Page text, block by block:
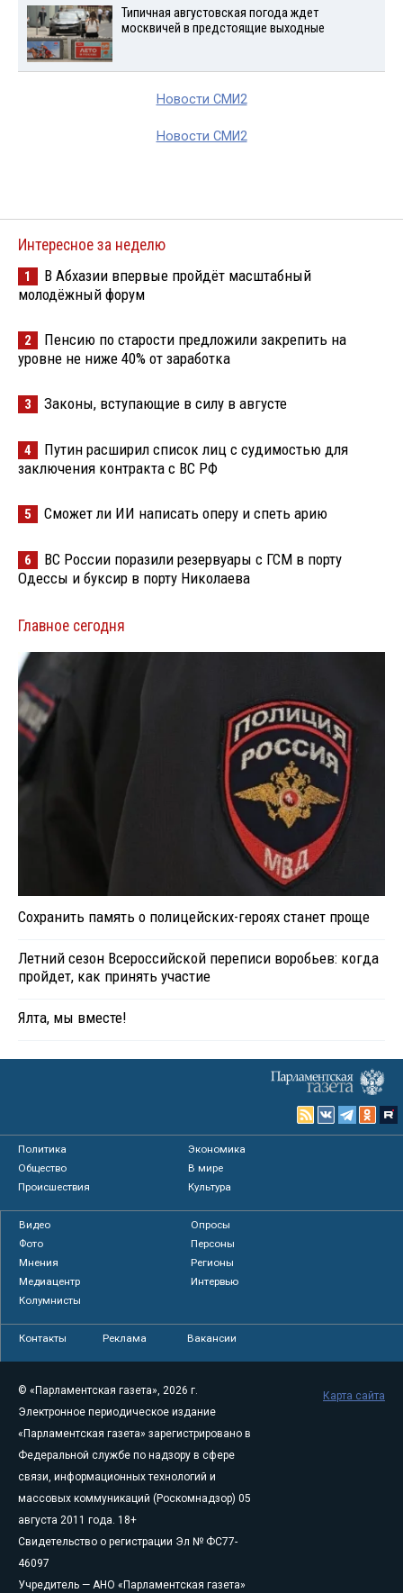
Типичная августовская погода ждет
москвичей в предстоящие выходные
Новости СМИ2
Новости СМИ2
Интересное за неделю
1
В Абхазии впервые пройдёт масштабный
молодёжный форум
2
Пенсию по старости предложили закрепить на
уровне не ниже 40% от заработка
3 Законы, вступающие в силу в августе
4
Путин расширил список лиц с судимостью для
заключения контракта с ВС РФ
5 Сможет ли ИИ написать оперу и спеть арию
6
ВС России поразили резервуары с ГСМ в порту
Одессы и буксир в порту Николаева
Главное сегодня
Сохранить память о полицейских-героях станет проще
Летний сезон Всероссийской переписи воробьев: когда
пройдет, как принять участие
Ялта, мы вместе!
Политика
Экономика
Общество
В мире
Происшествия
Культура
Видео
Опросы
Фото
Персоны
Мнения
Регионы
Медиацентр
Интервью
Колумнисты
Контакты Реклама Вакансии
© «Парламентская газета», 2026 г.
Электронное периодическое издание
«Парламентская газета» зарегистрировано в
Федеральной службе по надзору в сфере
связи, информационных технологий и
массовых коммуникаций (Роскомнадзор) 05
августа 2011 года. 18+
Свидетельство о регистрации Эл № ФС77-
46097
Учредитель — АНО «Парламентская газета»
Карта сайта